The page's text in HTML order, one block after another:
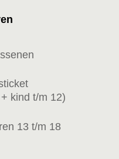
kind t/m 12)
13 t/m 18